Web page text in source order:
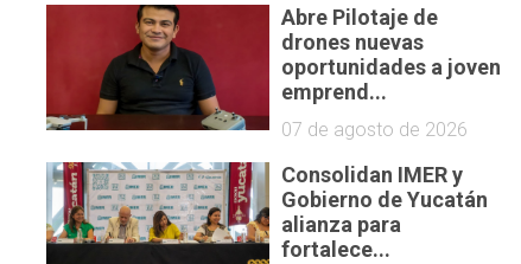
Abre Pilotaje de
drones nuevas
oportunidades a joven
emprend...
07 de agosto de 2026
Consolidan IMER y
Gobierno de Yucatán
alianza para
fortalece...